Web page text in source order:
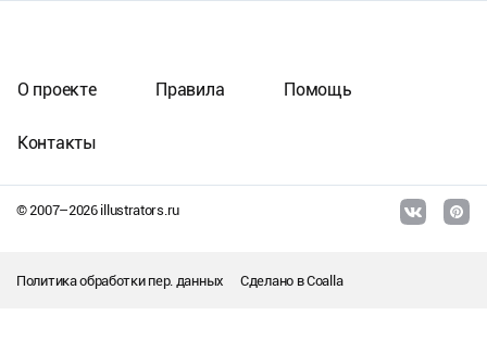
© 2007–2026illustrators.ru
О проекте Правила Помощь
Контакты
Политика обработки пер. данных Сделано вCoalla